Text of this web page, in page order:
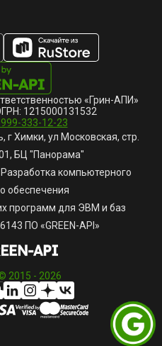
«Грин-АПИ»
1215000131532
333-12-23
г Химки, ул Московская, стр.
БЦ "Панорама"
компьютерного
обеспечения
программ для ЭВМ и баз
ПО «GREEN-API»
2015 - 2026